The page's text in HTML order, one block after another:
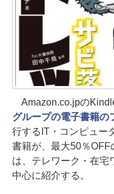
Amazon.co.jpの
グループの電子書籍の
行するIT・コンピュー
書籍が、最大50％
は、テレワーク・在宅
中心に紹介する。